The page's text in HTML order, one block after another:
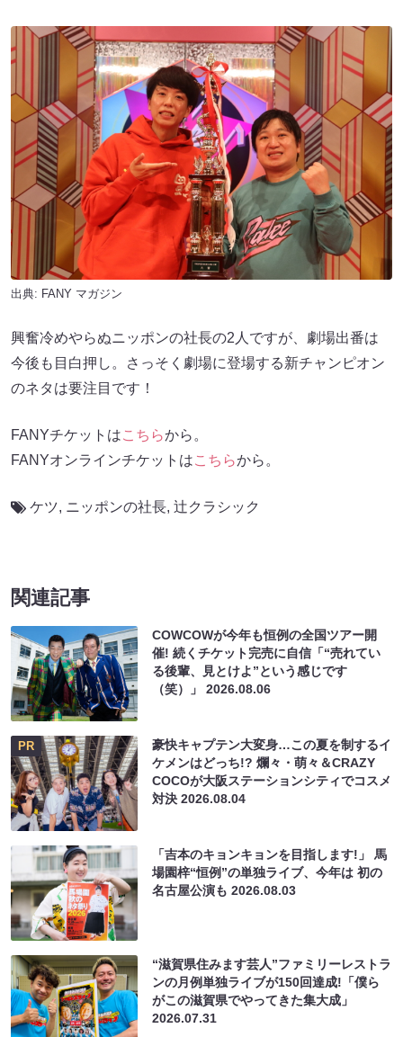
出典: FANY マガジン
興奮冷めやらぬニッポンの社長の2人ですが、劇場出番は
今後も目白押し。さっそく劇場に登場する新チャンピオン
のネタは要注目です！
FANYチケットはこちらから。
FANYオンラインチケットはこちらから。
ケツ, ニッポンの社長, 辻クラシック
関連記事
COWCOWが今年も恒例の全国ツアー開
催! 続くチケット完売に自信「“売れてい
る後輩、見とけよ”という感じです
（笑）」2026.08.06
PR
豪快キャプテン大変身…この夏を制するイ
ケメンはどっち!? 爛々・萌々＆CRAZY
COCOが大阪ステーションシティでコスメ
対決2026.08.04
「吉本のキョンキョンを目指します!」 馬
場園梓“恒例”の単独ライブ、今年は 初の
名古屋公演も2026.08.03
“滋賀県住みます芸人”ファミリーレストラ
ンの月例単独ライブが150回達成!「僕ら
がこの滋賀県でやってきた集大成」
2026.07.31